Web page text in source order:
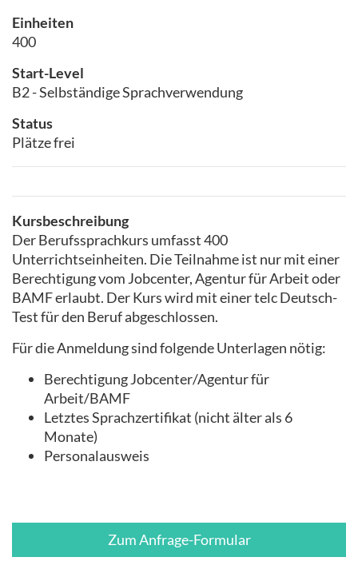
Einheiten
400
Start-Level
B2 - Selbständige Sprachverwendung
Status
Plätze frei
Kursbeschreibung
Der Berufssprachkurs umfasst 400
Unterrichtseinheiten. Die Teilnahme ist nur mit einer
Berechtigung vom Jobcenter, Agentur für Arbeit oder
BAMF erlaubt. Der Kurs wird mit einer telc Deutsch-
Test für den Beruf abgeschlossen.
Für die Anmeldung sind folgende Unterlagen nötig:
Berechtigung Jobcenter/Agentur für
Arbeit/BAMF
Letztes Sprachzertifikat (nicht älter als 6
Monate)
Personalausweis
Zum Anfrage-Formular